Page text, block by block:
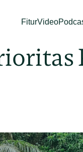
FiturVideo